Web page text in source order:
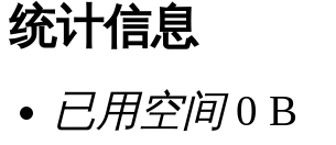
统计信息
已用空间0 B